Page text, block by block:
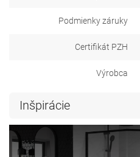
Podmienky záruky
Certifikát PZH
Výrobca
Inšpirácie